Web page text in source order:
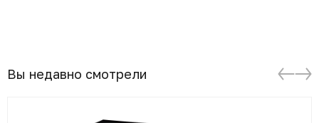
Вы недавно смотрели